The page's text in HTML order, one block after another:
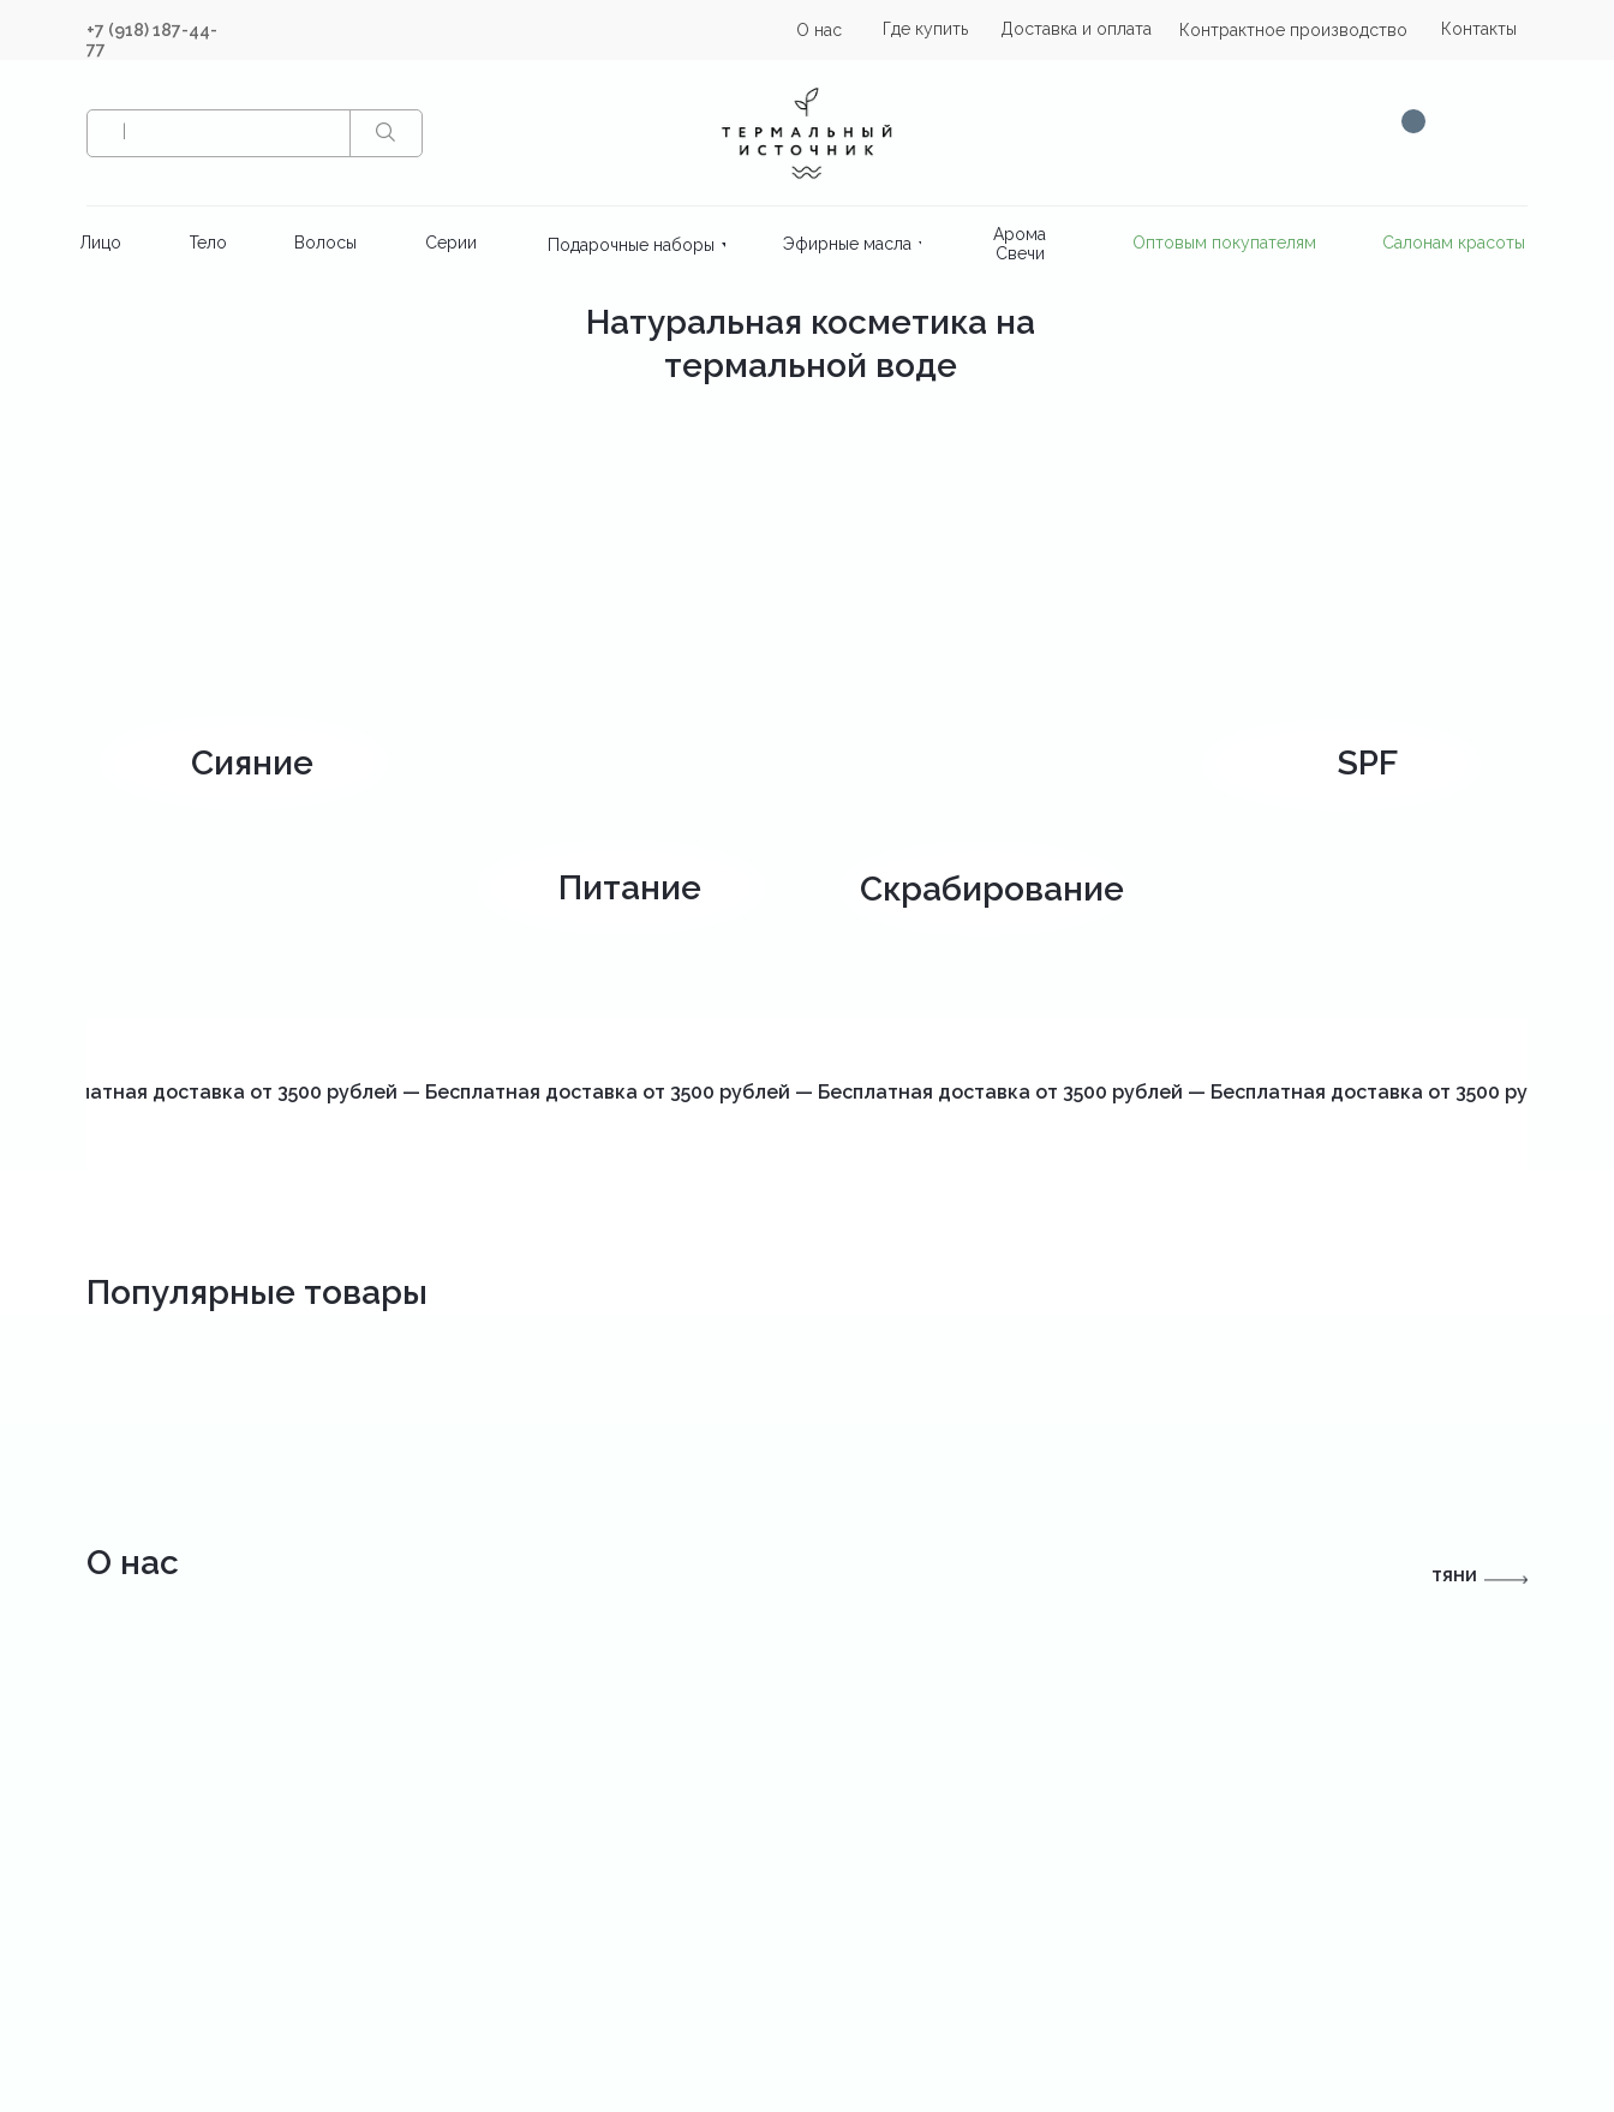
Оптовым покупателям Салонам красоты
Лицо Тело Волосы Серии Подарочные наборы Эфирные масла
Арома
Свечи
Доставка и оплата
Где купить
О нас
+7 (918) 187-44-
77
Контакты
Контрактное производство
Натуральная косметика на
термальной воде
Сияние
Питание Скрабирование
SPF
Бесплатная доставка от 3500 рублей — Бесплатная доставка от 3500 рублей — Бесплатная доставка от 3500 рублей — Бесплатная доставка от 3500 рублей —
Популярные товары
О нас тяни